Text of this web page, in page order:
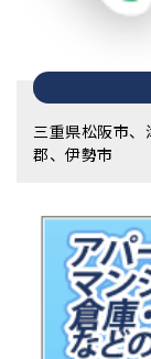
三重県松阪市
郡、伊勢市